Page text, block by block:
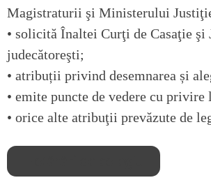
Magistraturii şi Ministerului
• solicită Înaltei Curţi de Casaţie şi
judecătoreşti;
• atribuții privind desemnarea și
• emite puncte de vedere cu
• orice alte atribuţii prevăzute de